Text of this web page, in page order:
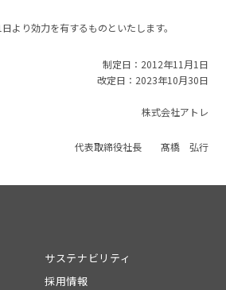
より効力を有するものといたします。
制定日：2012年11月1日
改定日：2023年10月30日
株式会社アトレ
代表取締役社長 髙橋 弘行
サステナビリティ
採用情報